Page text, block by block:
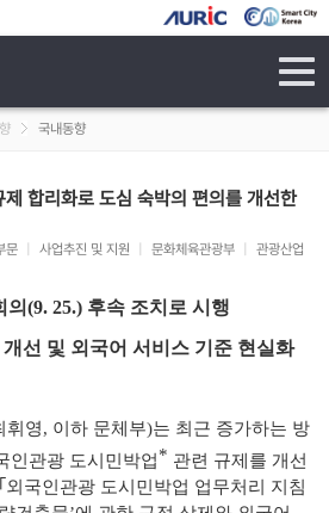
국내동향
합리화로 도심 숙박의 편의를 개선한
문 사업추진 및 지원 문화체육관광부
관광산업
(9. 25.) 후속 조치로 시행
선 및 외국어 서비스 기준 현실화
휘영, 이하 문체부)는 최근 증가하는 방
인관광 도시민박업* 관련 규제를 개선
외국인관광 도시민박업 업무처리 지침